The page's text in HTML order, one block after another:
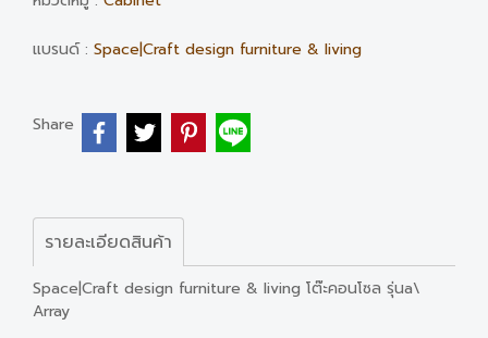
แบรนด์ : Space|Craft design furniture & living
Share
รายละเอียดสินค้า
Space|Craft design furniture & living โต๊ะคอนโซล รุ่นa\
Array